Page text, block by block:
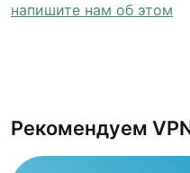
напишите нам об этом
Рекомендуем